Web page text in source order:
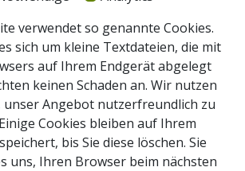
verwendet so genannte Cookies.
sich um kleine Textdateien, die mit
auf Ihrem Endgerät abgelegt
keinen Schaden an. Wir nutzen
unser Angebot nutzerfreundlich zu
Cookies bleiben auf Ihrem
bis Sie diese löschen. Sie
uns, Ihren Browser beim nächsten